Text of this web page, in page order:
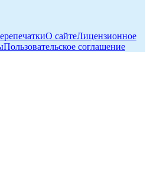
О сайтеЛицензионное
Пользовательское соглашение